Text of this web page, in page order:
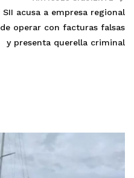
SII acusa a empresa regional
de operar con facturas falsas
y presenta querella criminal